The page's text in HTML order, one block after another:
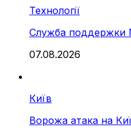
Технології
Служба поддержки
07.08.2026
Київ
Ворожа атака на